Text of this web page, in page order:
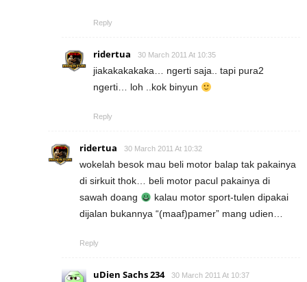
Reply
ridertua 30 March 2011 At 10:35
jiakakakakaka… ngerti saja.. tapi pura2
ngerti… loh ..kok binyun
Reply
ridertua 30 March 2011 At 10:32
wokelah besok mau beli motor balap tak pakainya
di sirkuit thok… beli motor pacul pakainya di
sawah doang
kalau motor sport-tulen dipakai
dijalan bukannya “(maaf)pamer” mang udien…
Reply
uDien Sachs 234 30 March 2011 At 10:37